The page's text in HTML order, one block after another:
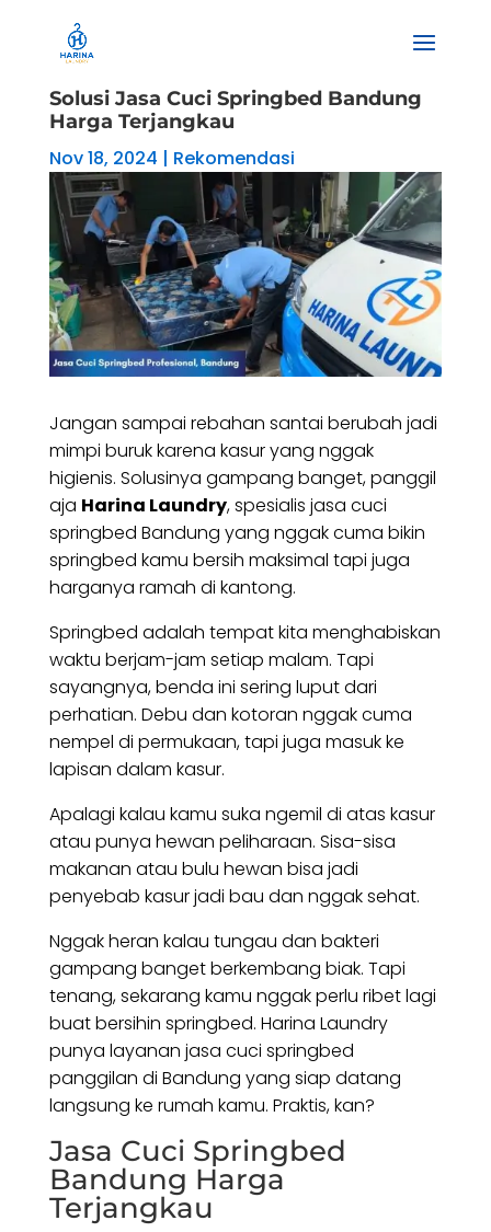
Solusi Jasa Cuci Springbed Bandung
Harga Terjangkau
Nov 18, 2024 | Rekomendasi
Jangan sampai rebahan santai berubah jadi
mimpi buruk karena kasur yang nggak
higienis. Solusinya gampang banget, panggil
aja Harina Laundry, spesialis jasa cuci
springbed Bandung yang nggak cuma bikin
springbed kamu bersih maksimal tapi juga
harganya ramah di kantong.
Springbed adalah tempat kita menghabiskan
waktu berjam-jam setiap malam. Tapi
sayangnya, benda ini sering luput dari
perhatian. Debu dan kotoran nggak cuma
nempel di permukaan, tapi juga masuk ke
lapisan dalam kasur.
Apalagi kalau kamu suka ngemil di atas kasur
atau punya hewan peliharaan. Sisa-sisa
makanan atau bulu hewan bisa jadi
penyebab kasur jadi bau dan nggak sehat.
Nggak heran kalau tungau dan bakteri
gampang banget berkembang biak. Tapi
tenang, sekarang kamu nggak perlu ribet lagi
buat bersihin springbed. Harina Laundry
punya layanan jasa cuci springbed
panggilan di Bandung yang siap datang
langsung ke rumah kamu. Praktis, kan?
Jasa Cuci Springbed
Bandung Harga
Terjangkau